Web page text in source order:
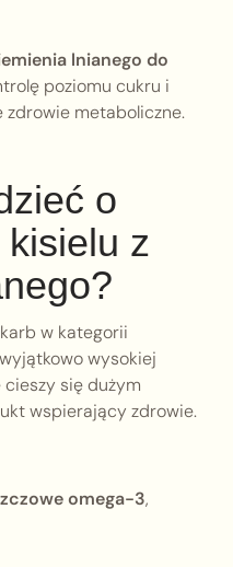
lnianego do
poziomu cukru i
zdrowie metaboliczne.
o
z
w kategorii
wysokiej
się dużym
wspierający zdrowie.
omega-3,